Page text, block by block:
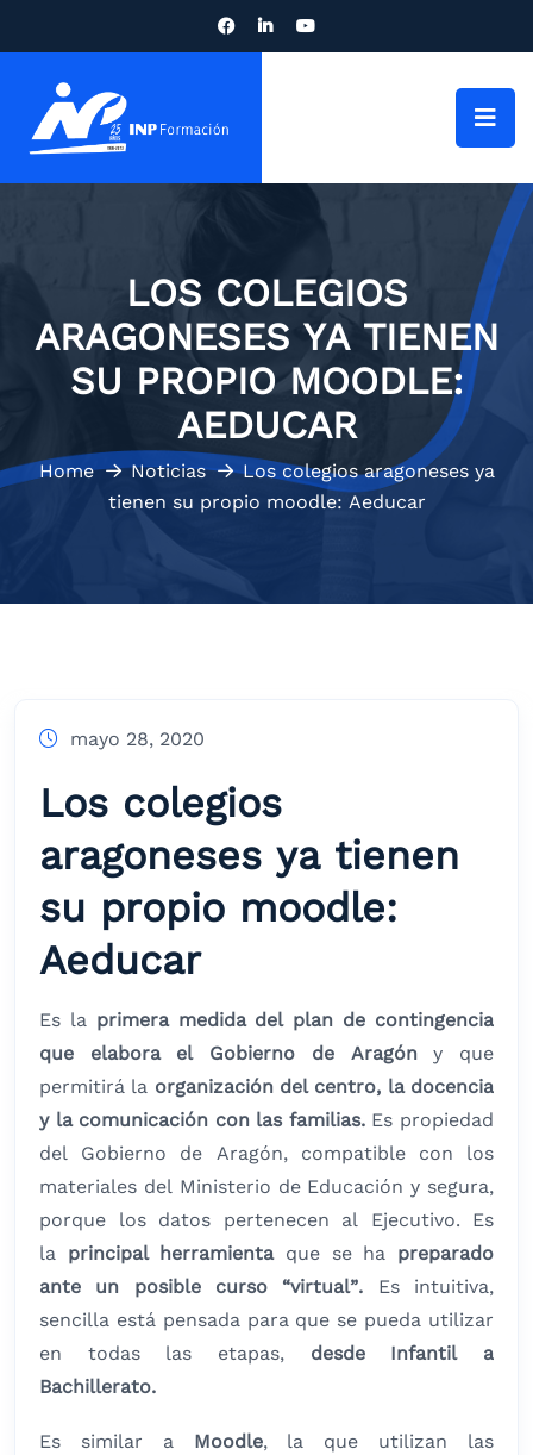
LOS COLEGIOS
ARAGONESES YA TIENEN
SU PROPIO MOODLE:
AEDUCAR
Home Noticias
Los colegios aragoneses ya
tienen su propio moodle: Aeducar
mayo 28, 2020
Los colegios
aragoneses ya tienen
su propio moodle:
Aeducar
Es la primera medida del plan de contingencia
que elabora el Gobierno de Aragóny que
permitirá la organización del centro, la docencia
y la comunicación con las familias. Es propiedad
del Gobierno de Aragón, compatible con los
materiales del Ministerio de Educación y segura,
porque los datos pertenecen al Ejecutivo. Es
la principal herramientaque se ha preparado
ante un posible curso “virtual”. Es intuitiva,
sencilla está pensada para que se pueda utilizar
en todas las etapas, desde Infantil a
Bachillerato.
Es similar a Moodle, la que utilizan las